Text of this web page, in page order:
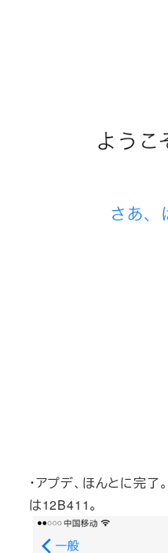
・アプデ、ほんとに完
は12B411。